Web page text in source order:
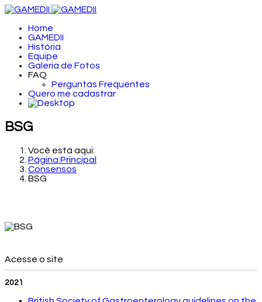
Home
GAMEDII
História
Equipe
Galeria de Fotos
FAQ
Perguntas Frequentes
Quero me cadastrar
BSG
Você está aqui:
Página Principal
Consensos
BSG
Acesse o site
2021